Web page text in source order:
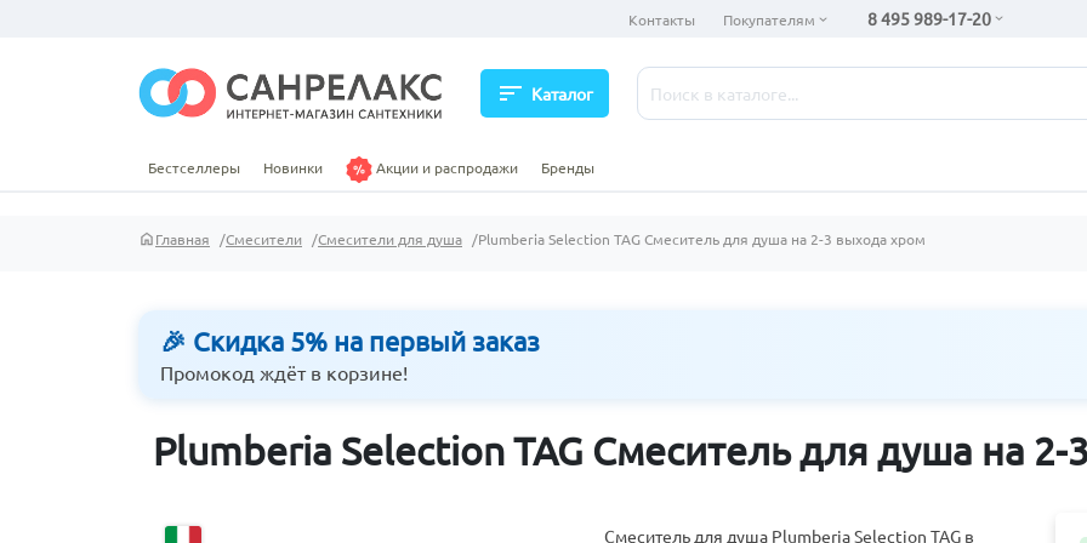
Контакты Покупателям 8 495 989-17-20
sort Каталог
Бестселлеры Новинки Акции и распродажи Бренды
Главная Смесители Смесители для душа Plumberia Selection TAG Смеситель для душа на 2-3 выхода хром
🎉 Скидка 5% на первый заказ
Промокод ждёт в корзине!
Plumberia Selection TAG Смеситель для душа на
Смеситель для душа Plumberia Selection TAG в